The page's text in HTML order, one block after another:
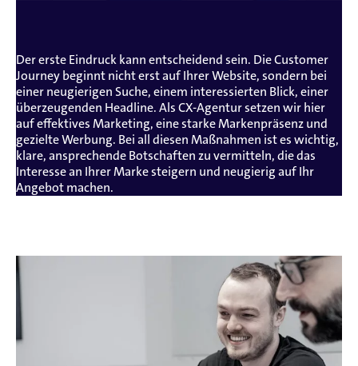
Der erste Eindruck kann entscheidend sein. Die Customer
Journey beginnt nicht erst auf Ihrer Website, sondern bei
einer neugierigen Suche, einem interessierten Blick, einer
überzeugenden Headline. Als CX-Agentur setzen wir hier
auf effektives Marketing, eine starke Markenpräsenz und
gezielte Werbung. Bei all diesen Maßnahmen ist es wichtig,
klare, ansprechende Botschaften zu vermitteln, die das
Interesse an Ihrer Marke steigern und neugierig auf Ihr
Angebot machen.